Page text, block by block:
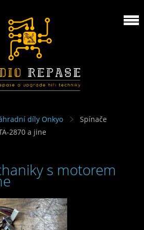
díly Onkyo
Spínače
2870 a jine
s motorem